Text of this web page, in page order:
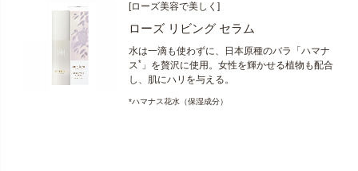
[ローズ美容で美しく]
ローズ リビング セラム
水は一滴も使わずに、日本原種のバラ「ハマナ
ス* 」を贅沢に使用。女性を輝かせる植物も配合
し、肌にハリを与える。
*ハマナス花水（保湿成分）